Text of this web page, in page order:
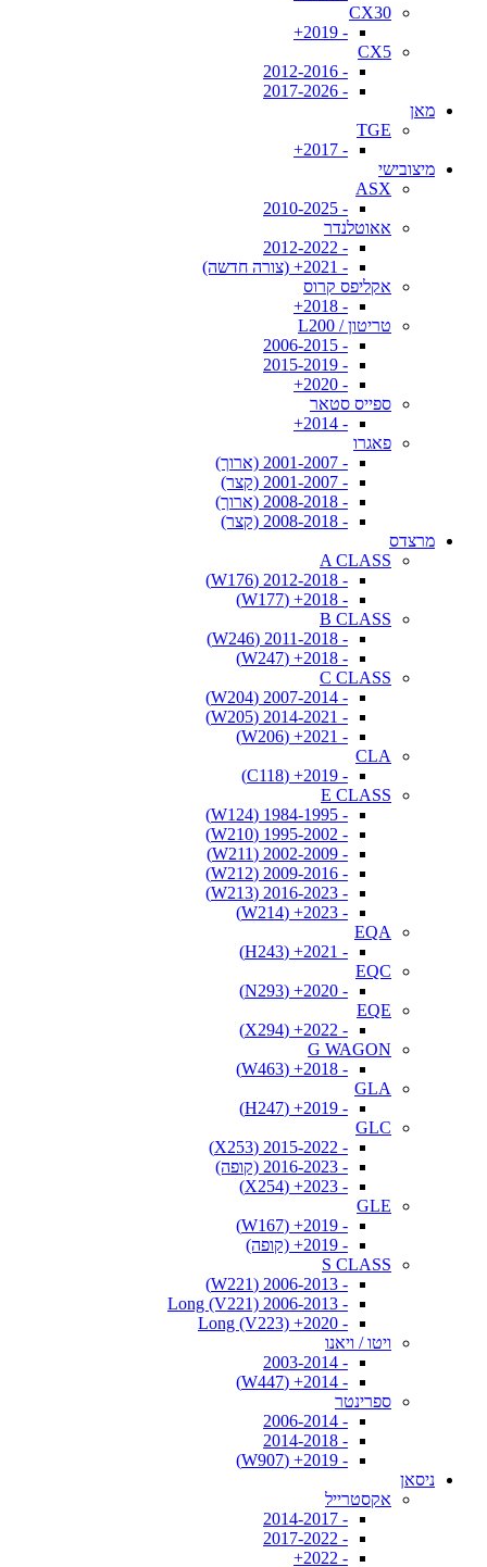
CX30
- 2019+
CX5
- 2012-2016
- 2017-2026
מאן
TGE
- 2017+
מיצובישי
ASX
- 2010-2025
אאוטלנדר
- 2012-2022
- 2021+ (צורה חדשה)
אקליפס קרוס
- 2018+
טריטון / L200
- 2006-2015
- 2015-2019
- 2020+
ספייס סטאר
- 2014+
פאגרו
- 2001-2007 (ארוך)
- 2001-2007 (קצר)
- 2008-2018 (ארוך)
- 2008-2018 (קצר)
מרצדס
A CLASS
- 2012-2018 (W176)
- 2018+ (W177)
B CLASS
- 2011-2018 (W246)
- 2018+ (W247)
C CLASS
- 2007-2014 (W204)
- 2014-2021 (W205)
- 2021+ (W206)
CLA
- 2019+ (C118)
E CLASS
- 1984-1995 (W124)
- 1995-2002 (W210)
- 2002-2009 (W211)
- 2009-2016 (W212)
- 2016-2023 (W213)
- 2023+ (W214)
EQA
- 2021+ (H243)
EQC
- 2020+ (N293)
EQE
- 2022+ (X294)
G WAGON
- 2018+ (W463)
GLA
- 2019+ (H247)
GLC
- 2015-2022 (X253)
- 2016-2023 (קופה)
- 2023+ (X254)
GLE
- 2019+ (W167)
- 2019+ (קופה)
S CLASS
- 2006-2013 (W221)
- 2006-2013 Long (V221)
- 2020+ Long (V223)
ויטו / ויאנו
- 2003-2014
- 2014+ (W447)
ספרינטר
- 2006-2014
- 2014-2018
- 2019+ (W907)
ניסאן
אקסטרייל
- 2014-2017
- 2017-2022
- 2022+